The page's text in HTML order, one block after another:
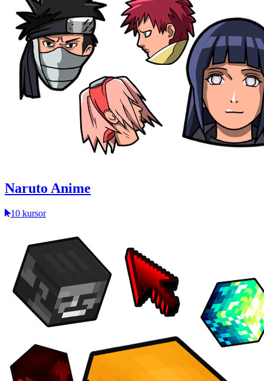
Naruto Anime
10 kursor